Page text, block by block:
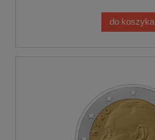
do koszyka